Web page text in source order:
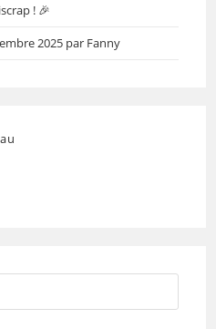
! 🎉
2025 par Fanny